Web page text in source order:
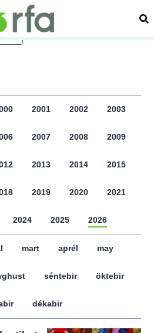
2001 2002 2003
2007 2008 2009
2013 2014 2015
2019 2020 2021
2024 2025 2026
mart aprél may
séntebir öktebir
dékabir